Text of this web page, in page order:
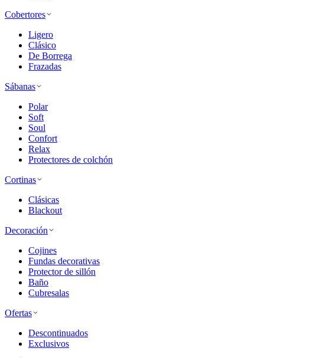
Cobertores
Ligero
Clásico
De Borrega
Frazadas
Sábanas
Polar
Soft
Soul
Confort
Relax
Protectores de colchón
Cortinas
Clásicas
Blackout
Decoración
Cojines
Fundas decorativas
Protector de sillón
Baño
Cubresalas
Ofertas
Descontinuados
Exclusivos